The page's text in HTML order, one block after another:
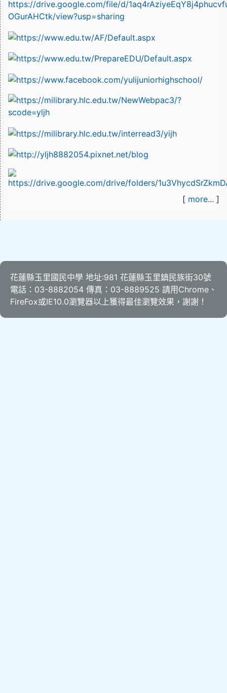
[ more... ]
花蓮縣玉里國民中學 地址:981 花蓮縣玉里鎮民族街30號
電話：03-8882054 傳真：03-8889525 請用 Chrome 、
FireFox或IE10.0瀏覽器以上獲得最佳瀏覽效果，謝謝！